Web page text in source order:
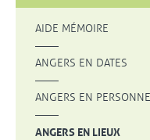
AIDE MÉMOIRE
ANGERS EN DATES
ANGERS EN
ANGERS EN LIEUX